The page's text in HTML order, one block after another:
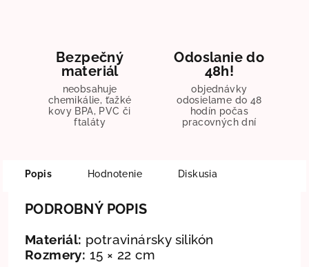
Bezpečný
materiál
neobsahuje
chemikálie, ťažké
kovy BPA, PVC či
ftaláty
Odoslanie do
48h!
objednávky
odosielame do 48
hodín počas
pracovných dní
Popis Hodnotenie Diskusia
PODROBNÝ POPIS
Materiál: potravinársky silikón
Rozmery: 15 × 22 cm